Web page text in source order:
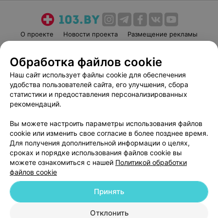
О проекте Новости проекта
Размещение рекламы
Пользовательское соглашение
Способы оплаты
Вакансии
Партнеры
Написать руководителю 103.by
Обработка персональных данных
© 2026 ООО «Артокс Лаб», УНП 191700409
| 220012, Республика Беларусь,
Обработка файлов cookie
Наш сайт использует файлы cookie для обеспечения
удобства пользователей сайта, его улучшения, сбора
статистики и предоставления персонализированных
рекомендаций.
Вы можете настроить параметры использования файлов
cookie или изменить свое согласие в более позднее время.
Для получения дополнительной информации о целях,
сроках и порядке использования файлов cookie вы
можете ознакомиться с нашей Политикой обработки
файлов cookie
Отклонить
Принять